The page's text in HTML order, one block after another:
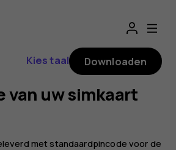
Kies taal Downloaden
van uw simkaart
met standaardpincode voor de